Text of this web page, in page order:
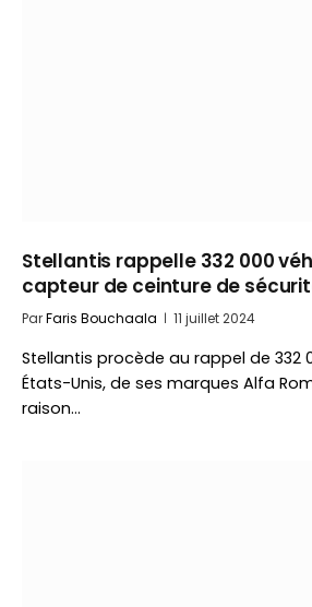
Stellantis rappelle 332 000
capteur de ceinture de
ParFaris Bouchaala 11 juillet 2024
Stellantis procède au rappel de 332
États-Unis, de ses marques Alfa
raison…